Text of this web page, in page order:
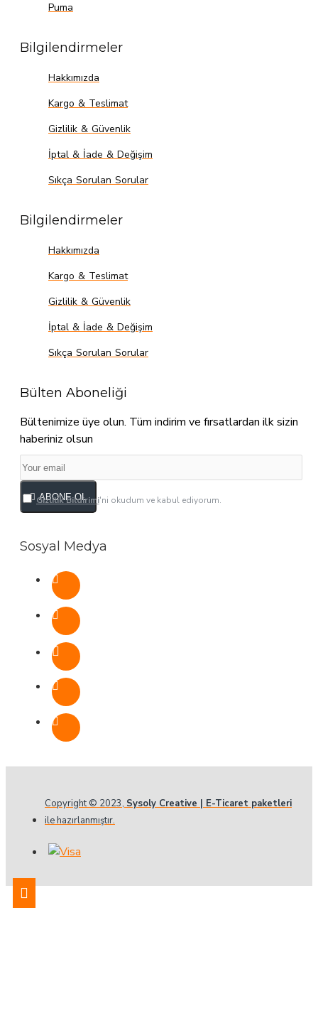
Puma
Bilgilendirmeler
Hakkımızda
Kargo & Teslimat
Gizlilik & Güvenlik
İptal & İade & Değişim
Sıkça Sorulan Sorular
Bilgilendirmeler
Hakkımızda
Kargo & Teslimat
Gizlilik & Güvenlik
İptal & İade & Değişim
Sıkça Sorulan Sorular
Bülten Aboneliği
Bültenimize üye olun. Tüm indirim ve fırsatlardan ilk sizin
haberiniz olsun
ABONE OL
Gizlilik Bildirimi'ni okudum ve kabul ediyorum.
Sosyal Medya
Copyright © 2023, Sysoly Creative | E-Ticaret paketleri
ile hazırlanmıştır.